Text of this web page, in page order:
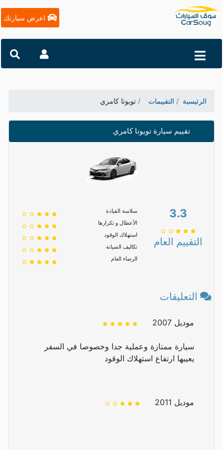
اعرض سيارتك
الرئيسية التقييمات تويوتا كامري
تقييم سيارة تويوتا كامري
3.3
التقييم العام
سلاسة القيادة
الأعطال و تكرارها
استهلاك الوقود
تكاليف الصيانة
الرضاء العام
التعليقات
موديل 2007
سيارة ممتازة وعملية جدا وخصوصا في السفر
يعيبها ارتفاع استهلاك الوقود
موديل 2011